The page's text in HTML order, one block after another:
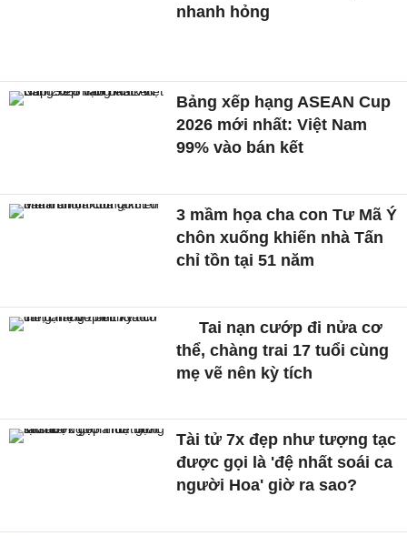
nhanh hỏng
Bảng xếp hạng ASEAN Cup
2026 mới nhất: Việt Nam
99% vào bán kết
3 mầm họa cha con Tư Mã Ý
chôn xuống khiến nhà Tấn
chỉ tồn tại 51 năm
Tai nạn cướp đi nửa cơ
thể, chàng trai 17 tuổi cùng
mẹ vẽ nên kỳ tích
Tài tử 7x đẹp như tượng tạc
được gọi là 'đệ nhất soái ca
người Hoa' giờ ra sao?